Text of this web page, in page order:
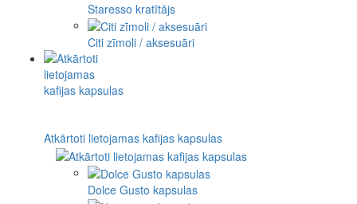
Staresso kratītājs
Citi zīmoli / aksesuāri
Atkārtoti lietojamas kafijas kapsulas
Dolce Gusto kapsulas